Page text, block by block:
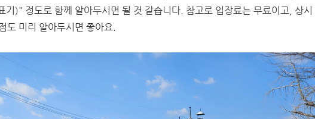
)" 정도로 함께 알아두시면 될 것 같습니다. 참고로 입장료는 무료이고, 상시
도 미리 알아두시면 좋아요.